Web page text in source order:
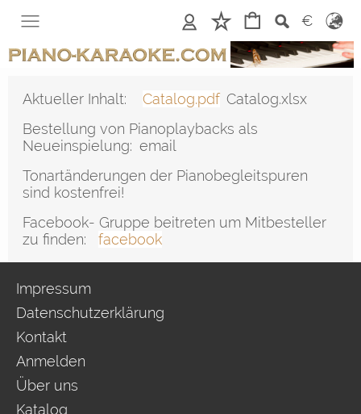
Anmelden
Merkliste €
Aktueller Inhalt: Catalog.pdf Catalog.xlsx
Bestellung von Pianoplaybacks als
Neueinspielung: email
Tonartänderungen der Pianobegleitspuren
sind kostenfrei!
Facebook- Gruppe beitreten um Mitbesteller
zu finden: facebook
Impressum
Datenschutzerklärung
Kontakt
Anmelden
Über uns
Katalog